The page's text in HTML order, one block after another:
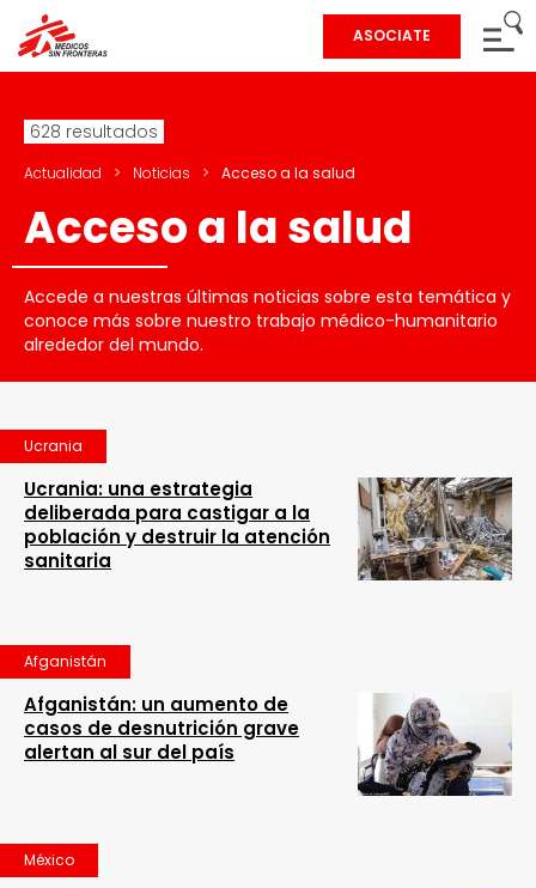
ASOCIATE
628 resultados
Actualidad > Noticias > Acceso a la salud
Acceso a la salud
Accede a nuestras últimas noticias sobre esta temática y
conoce más sobre nuestro trabajo médico-humanitario
alrededor del mundo.
Ucrania
Ucrania: una estrategia
deliberada para castigar a la
población y destruir la atención
sanitaria
Afganistán
Afganistán: un aumento de
casos de desnutrición grave
alertan al sur del país
México